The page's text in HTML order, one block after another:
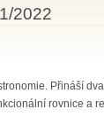
2022
Přináší
rovnice a